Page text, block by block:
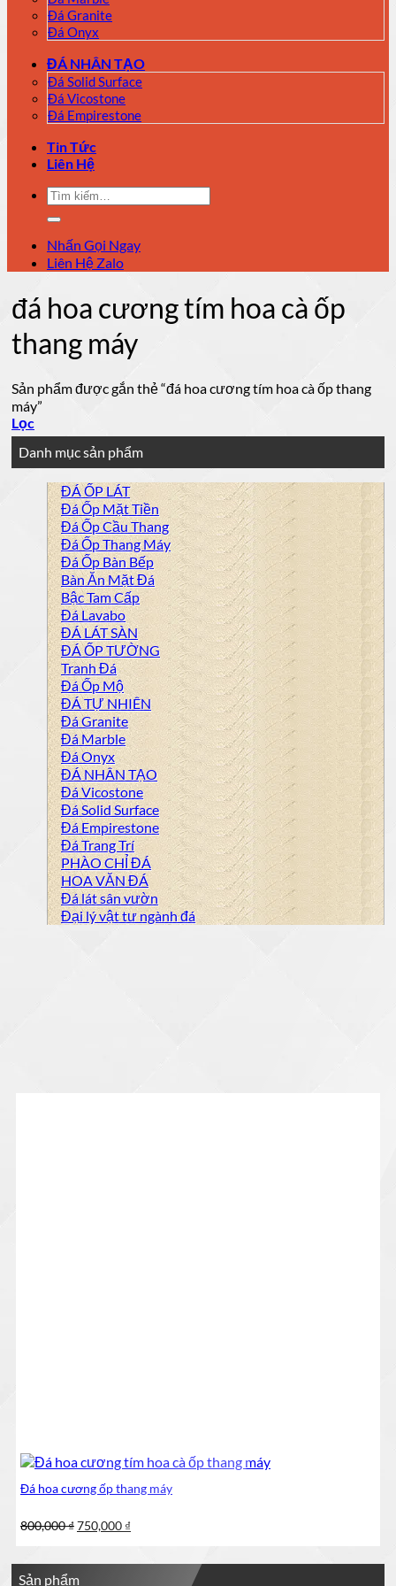
Đá Granite
Đá Onyx
ĐÁ NHÂN TẠO
Đá Solid Surface
Đá Vicostone
Đá Empirestone
Tin Tức
Liên Hệ
Tìm
kiếm:
Nhấn Gọi Ngay
Liên Hệ Zalo
đá hoa cương tím hoa cà ốp
thang máy
Sản phẩm được gắn thẻ “đá hoa cương tím hoa cà ốp thang
máy”
Lọc
Danh mục sản phẩm
ĐÁ ỐP LÁT
Đá Ốp Mặt Tiền
Đá Ốp Cầu Thang
Đá Ốp Thang Máy
Đá Ốp Bàn Bếp
Bàn Ăn Mặt Đá
Bậc Tam Cấp
Đá Lavabo
ĐÁ LÁT SÀN
ĐÁ ỐP TƯỜNG
Tranh Đá
Đá Ốp Mộ
ĐÁ TỰ NHIÊN
Đá Granite
Đá Marble
Đá Onyx
ĐÁ NHÂN TẠO
Đá Vicostone
Đá Solid Surface
Đá Empirestone
Đá Trang Trí
PHÀO CHỈ ĐÁ
HOA VĂN ĐÁ
Đá lát sân vườn
Đại lý vật tư ngành đá
Đá hoa cương ốp thang máy
800,000₫Giá
750,000 ₫
Sản phẩm